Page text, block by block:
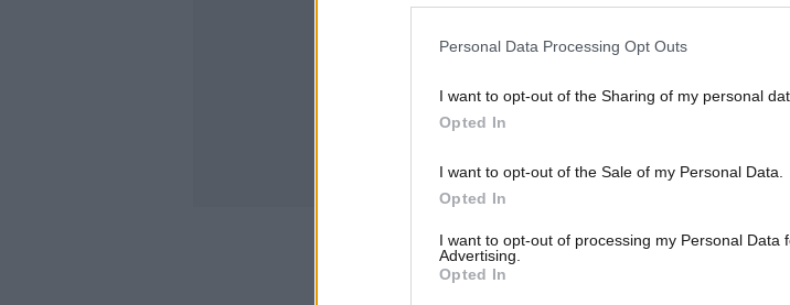
Personal Data Processing Opt Outs
I want to opt-out of the Sharing of my personal
Opted In
I want to opt-out of the Sale of my Personal Data.
Opted In
I want to opt-out of processing my Personal Data
Advertising.
Opted In